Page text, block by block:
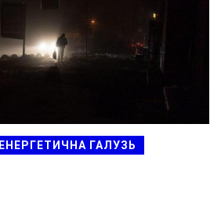
ЕНЕРГЕТИЧНА ГАЛУЗЬ